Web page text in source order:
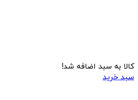
کالا به سبد اضافه شد!
سبد خرید